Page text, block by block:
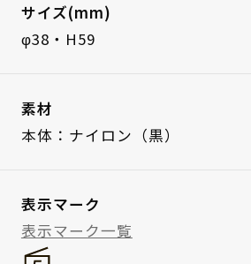
サイズ(mm)
φ38・H59
素材
本体：ナイロン（黒）
表示マーク
表示マーク一覧